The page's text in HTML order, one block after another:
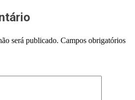
será publicado. Campos obrigatórios